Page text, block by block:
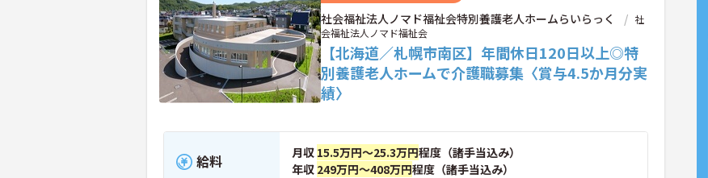
社会福祉法人ノマド福祉会特別養護老人ホームらいらっく
社
会福祉法人ノマド福祉会
【北海道／札幌市南区】年間休日120日以上◎特
別養護老人ホームで介護職募集〈賞与4.5か月分実
績〉
給料 月収 15.5万円～25.3万円程度（諸手当込み）
年収 249万円～408万円程度（諸手当込み）